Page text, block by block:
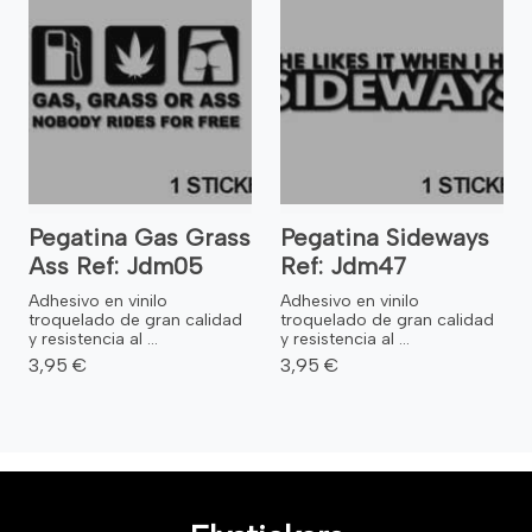
Pegatina Gas Grass
Ass Ref: Jdm05
Adhesivo en vinilo
troquelado de gran calidad
y resistencia al ...
3,95 €
Pegatina Sideways
Ref: Jdm47
Adhesivo en vinilo
troquelado de gran calidad
y resistencia al ...
3,95 €